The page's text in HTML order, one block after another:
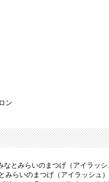
ン
とみらいのまつげ（アイラッ
らいのまつげ（アイラッシュ